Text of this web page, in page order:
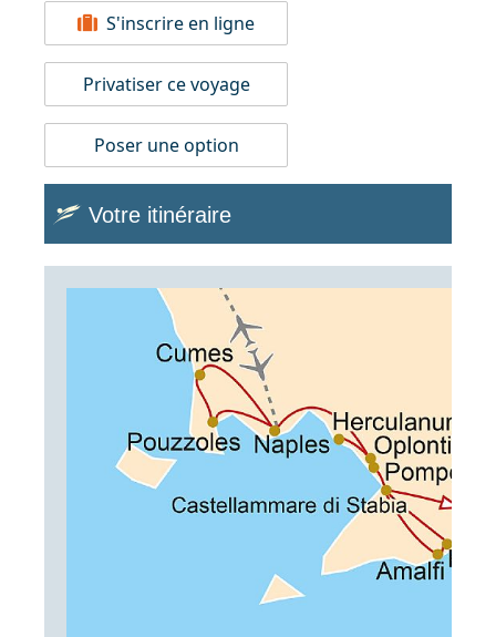
S'inscrire en ligne
Privatiser ce voyage
Poser une option
Votre itinéraire